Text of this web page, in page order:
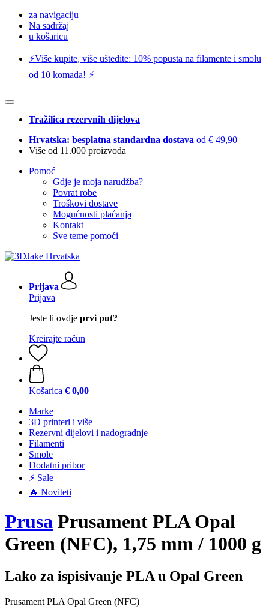
za navigaciju
Na sadržaj
u košaricu
⚡️Više kupite, više uštedite: 10% popusta na filamente i smolu
od 10 komada! ⚡️
Tražilica rezervnih dijelova
Hrvatska: besplatna standardna dostava od € 49,90
Više od 11.000 proizvoda
Pomoć
Gdje je moja narudžba?
Povrat robe
Troškovi dostave
Mogućnosti plaćanja
Kontakt
Sve teme pomoći
Prijava
Prijava
Jeste li ovdje prvi put?
Kreirajte račun
Košarica € 0,00
Marke
3D printeri i više
Rezervni dijelovi i nadogradnje
Filamenti
Smole
Dodatni pribor
⚡ Sale
🔥 Noviteti
Prusa Prusament PLA Opal
Green (NFC), 1,75 mm / 1000 g
Lako za ispisivanje PLA u Opal Green
Prusament PLA Opal Green (NFC)